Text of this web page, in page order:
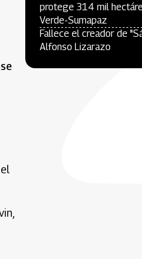
protege 314 mil
Verde-Sumapaz
Fallece el creador de
Alfonso Lizarazo